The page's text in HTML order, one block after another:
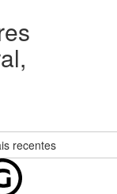
recentes